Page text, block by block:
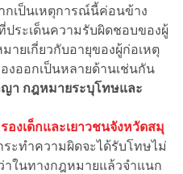
กเป็นเหตุการณ์นี้ค่อนข้าง
ประเด็นความรับผิดชอบของผู้
ายเกี่ยวกับอายุของผู้ก่อเหตุ
งออกเป็นหลายด้านเช่นกัน
ญา กฎหมายระบุโทษและ
งเด็กและเยาวชนจังหวัดสมุ
ระทำความผิดจะได้รับโทษไม่
าในทางกฎหมายแล้วจำแนก